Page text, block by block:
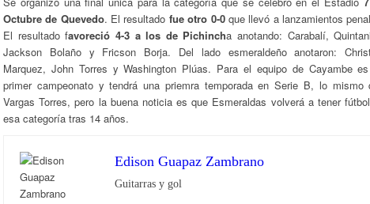
Octubre de Quevedo. El resultado fue otro 0-0que llevó a lanzamientos
El resultado favoreció 4-3 a los de Pichincha anotando: Carabalí,
Jackson Bolaño y Fricson Borja. Del lado esmeraldeño anotaron:
Marquez, John Torres y Washington Plúas. Para el equipo de Cayambe
primer campeonato y tendrá una priemra temporada en Serie B, lo mismo
Vargas Torres, pero la buena noticia es que Esmeraldas volverá a tener
esa categoría tras 14 años.
Edison Guapaz Zambrano
Guitarras y gol